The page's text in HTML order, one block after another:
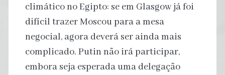
climático no Egipto: se em Glasgow já foi
difícil trazer Moscou para a mesa
negocial, agora deverá ser ainda mais
complicado. Putin não irá participar,
embora seja esperada uma delegação